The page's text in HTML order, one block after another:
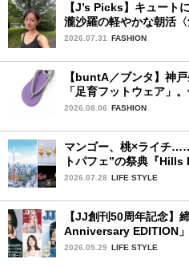
【J’s Picks】キュート
瀧沙羅の軽やかな朝活
ィーン〉
2026.07.31 FASHION
【buntA／ブンタ】神
「足育フットウェア」
中！
2026.08.06 FASHION
マンゴー、桃×ライチ
トパフェ”の祭典『
House』
2026.07.28 LIFE STYLE
【JJ創刊50周年記念】
Anniversary EDITION
2026.05.29 LIFE STYLE